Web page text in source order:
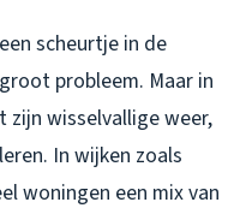
scheurtje in de
probleem. Maar in
zijn wisselvallige weer,
In wijken zoals
woningen een mix van